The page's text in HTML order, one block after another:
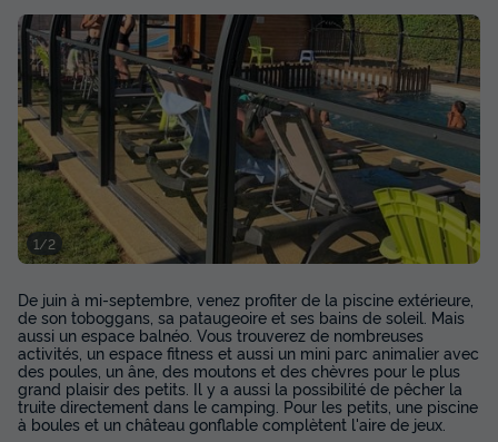
MAISON 4 personnes - Chaumière - INSOLITE PREMIUM -
1 chambre - TV
du 06/10/2026au13/10/2026
Meilleur prix pour 7 nuits
Modifier les dates
475,20 €
Voir les disponibilités
1/2
De juin à mi-septembre, venez profiter de la piscine extérieure,
de son toboggans, sa pataugeoire et ses bains de soleil. Mais
aussi un espace balnéo. Vous trouverez de nombreuses
activités, un espace fitness et aussi un mini parc animalier avec
des poules, un âne, des moutons et des chèvres pour le plus
grand plaisir des petits. Il y a aussi la possibilité de pêcher la
truite directement dans le camping. Pour les petits, une piscine
à boules et un château gonflable complètent l'aire de jeux.